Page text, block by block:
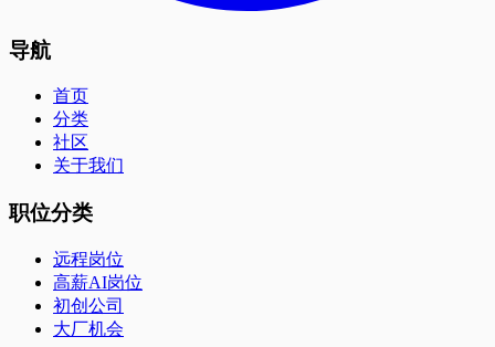
导航
首页
分类
社区
关于我们
职位分类
远程岗位
高薪AI岗位
初创公司
大厂机会